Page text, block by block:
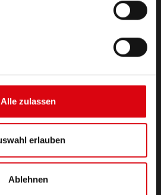
Alle zulassen
erlauben
Ablehnen